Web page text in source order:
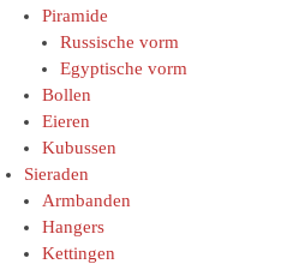
Piramide
Russische vorm
Egyptische vorm
Bollen
Eieren
Kubussen
Sieraden
Armbanden
Hangers
Kettingen